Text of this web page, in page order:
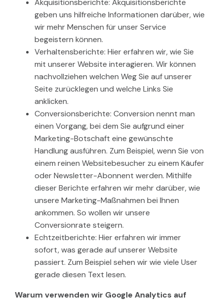
Akquisitionsberichte: Akquisitionsberichte
geben uns hilfreiche Informationen darüber, wie
wir mehr Menschen für unser Service
begeistern können.
Verhaltensberichte: Hier erfahren wir, wie Sie
mit unserer Website interagieren. Wir können
nachvollziehen welchen Weg Sie auf unserer
Seite zurücklegen und welche Links Sie
anklicken.
Conversionsberichte: Conversion nennt man
einen Vorgang, bei dem Sie aufgrund einer
Marketing-Botschaft eine gewünschte
Handlung ausführen. Zum Beispiel, wenn Sie von
einem reinen Websitebesucher zu einem Käufer
oder Newsletter-Abonnent werden. Mithilfe
dieser Berichte erfahren wir mehr darüber, wie
unsere Marketing-Maßnahmen bei Ihnen
ankommen. So wollen wir unsere
Conversionrate steigern.
Echtzeitberichte: Hier erfahren wir immer
sofort, was gerade auf unserer Website
passiert. Zum Beispiel sehen wir wie viele User
gerade diesen Text lesen.
Warum verwenden wir Google Analytics auf